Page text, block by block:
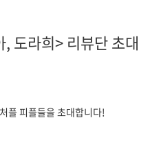
도라희> 리뷰단 초대
플 피플들을 초대합니다!